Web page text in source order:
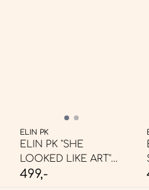
ELIN PK
ELIN PK "SHE
LOOKED LIKE ART"
POSTER
499,-